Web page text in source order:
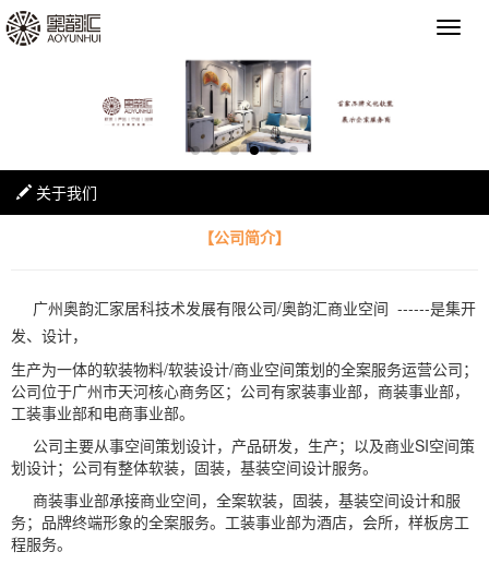
关于我们
【公司简介】
广州奥韵汇家居科技术发展有限公司/奥韵汇商业空间 ------是集开
发、设计，
生产为一体的软装物料/软装设计/商业空间策划的全案服务运营公司；
公司位于广州市天河核心商务区；公司有家装事业部，商装事业部，
工装事业部和电商事业部。
公司主要从事空间策划设计，产品研发，生产；以及商业SI空间策
划设计；公司有整体软装，固装，基装空间设计服务。
商装事业部承接商业空间，全案软装，固装，基装空间设计和服
务；品牌终端形象的全案服务。工装事业部为酒店，会所，样板房工
程服务。